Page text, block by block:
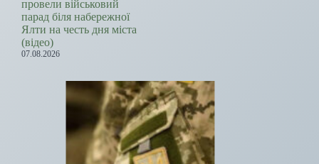
провели військовий
парад біля набережної
Ялти на честь дня міста
(відео)
07.08.2026